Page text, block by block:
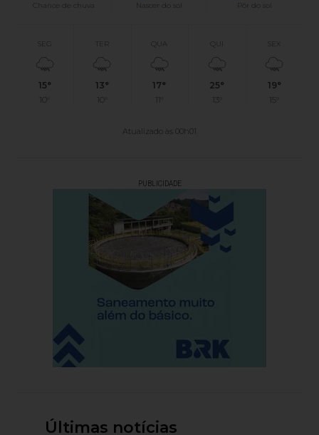
Chance de chuva
Nascer do sol Pôr do sol
SEG
15°
10°
TER
13°
10°
QUA
17°
11°
25°
13°
SEX
19°
15°
Atualizado às 00h01
PUBLICIDADE
Últimas notícias